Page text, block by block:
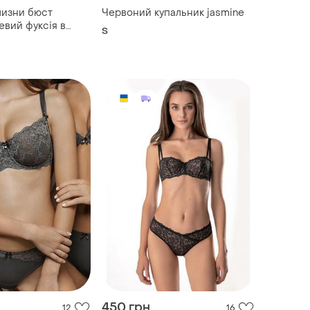
бюст
фуксія в
70с
Червоний купальник jasmine
S